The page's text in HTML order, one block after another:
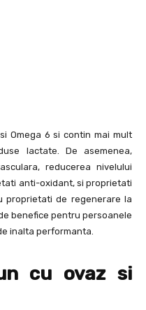
Omega 6 si contin mai mult
lactate. De asemenea,
reducerea nivelului
anti-oxidant, si proprietati
proprietati de regenerare la
benefice pentru persoanele
inalta performanta.
cu ovaz si